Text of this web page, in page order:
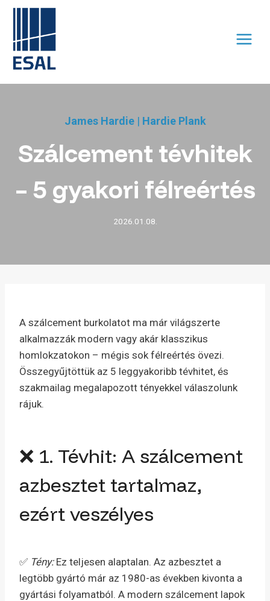
Skip
content
James Hardie| Hardie Plank
Szálcement tévhitek
– 5 gyakori félreértés
2026.01.08.
A szálcement burkolatot ma már világszerte
alkalmazzák modern vagy akár klasszikus
homlokzatokon – mégis sok félreértés övezi.
Összegyűjtöttük az 5 leggyakoribb tévhitet, és
szakmailag megalapozott tényekkel válaszolunk
rájuk.
❌ 1. Tévhit: A szálcement
azbesztet tartalmaz,
ezért veszélyes
✅ Tény:Ez teljesen alaptalan. Az azbesztet a
legtöbb gyártó már az 1980-as években kivonta a
gyártási folyamatból. A modern szálcement lapok